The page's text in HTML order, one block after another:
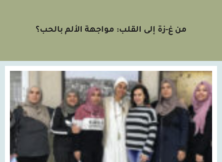
من غ-زة إلى القلب: مواجهة الألم بالحب؟